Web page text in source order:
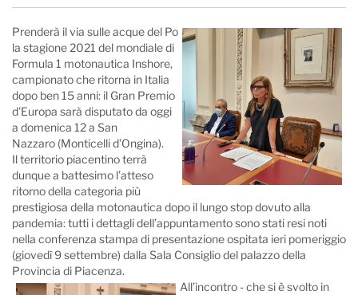
Prenderà il via sulle acque del Po
la stagione 2021 del mondiale di
Formula 1 motonautica Inshore,
campionato che ritorna in Italia
dopo ben 15 anni: il Gran Premio
d’Europa sarà disputato da oggi
a domenica 12 a San
Nazzaro (Monticelli d’Ongina).
Il territorio piacentino terrà
dunque a battesimo l’atteso
ritorno della categoria più
prestigiosa della motonautica dopo il lungo stop dovuto alla
pandemia: tutti i dettagli dell’appuntamento sono stati resi noti
nella conferenza stampa di presentazione ospitata ieri pomeriggio
(giovedì 9 settembre) dalla Sala Consiglio del palazzo della
Provincia di Piacenza.
All’incontro - che si è svolto in